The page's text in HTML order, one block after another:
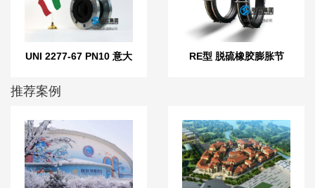
UNI 2277-67 PN10 意大
RE型 脱硫橡胶膨胀节
推荐案例